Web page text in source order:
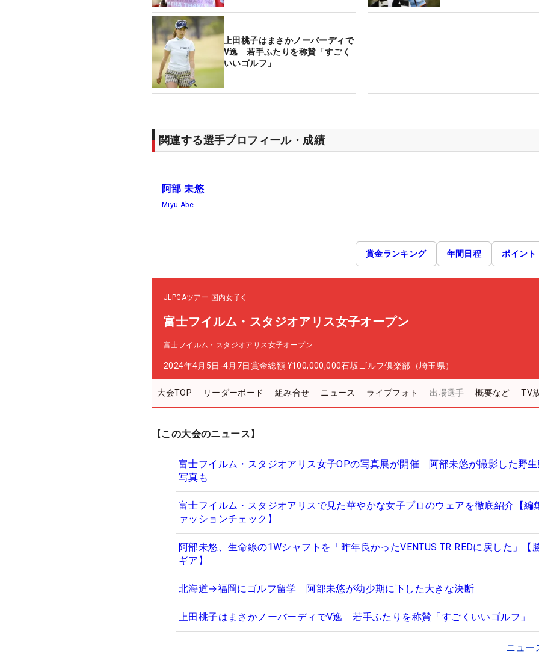
上田桃子はまさかノーバーディで
V逸 若手ふたりを称賛「すごく
いいゴルフ」
関連する選手プロフィール・成績
阿部 未悠
Miyu Abe
賞金ランキング 年間日程 ポイント
JLPGAツアー 国内女子
富士フイルム・スタジオアリス女子オープン
富士フイルム・スタジオアリス女子オープン
2024年4月5日-4月7日賞金総額 ¥100,000,000石坂ゴルフ倶楽部（埼玉県）
大会TOP リーダーボード 組み合せ ニュース ライブフォト 出場選手 概要など TV
【この大会のニュース】
富士フイルム・スタジオアリス女子OPの写真展が開催 阿部未悠が撮影した野
写真も
富士フイルム・スタジオアリスで見た華やかな女子プロのウェアを徹底紹介【編
ァッションチェック】
阿部未悠、生命線の1Wシャフトを「昨年良かったVENTUS TR REDに戻した」【
ギア】
北海道→福岡にゴルフ留学 阿部未悠が幼少期に下した大きな決断
上田桃子はまさかノーバーディでV逸 若手ふたりを称賛「すごくいいゴルフ」
ニュー